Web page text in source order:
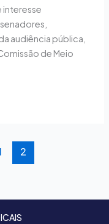
interesse
audiência pública,
de Meio
2